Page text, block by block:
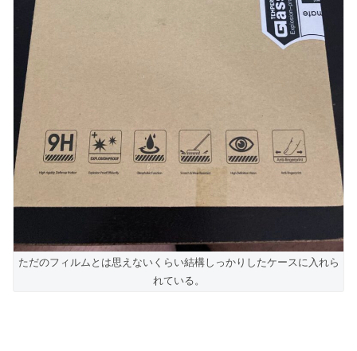
ただのフィルムとは思えないくらい結構しっかりしたケースに入れら
れている。